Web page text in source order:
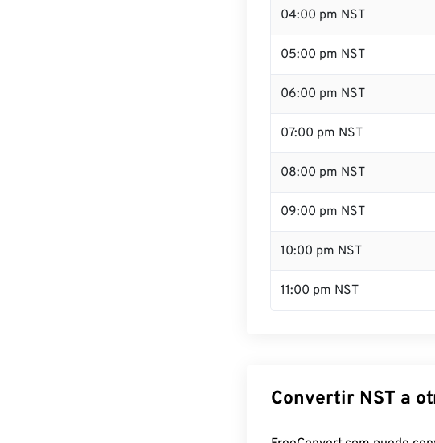
04:00 pm NST
05:00 pm NST
06:00 pm NST
07:00 pm NST
08:00 pm NST
09:00 pm NST
10:00 pm NST
11:00 pm NST
Convertir NST a